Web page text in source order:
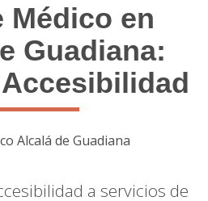
Médico en
Guadiana:
a servicios de